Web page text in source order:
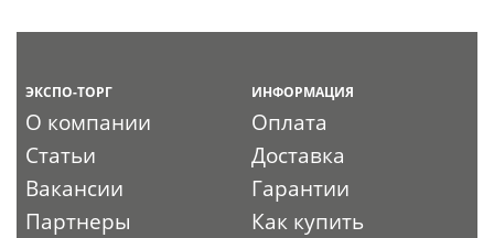
ЭКСПО-ТОРГ
О компании
Статьи
Вакансии
Партнеры
ИНФОРМАЦИЯ
Оплата
Доставка
Гарантии
Как купить